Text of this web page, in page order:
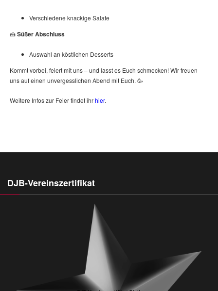
Verschiedene knackige Salate
🍰Süßer Abschluss
Auswahl an köstlichen Desserts
Kommt vorbei, feiert mit uns – und lasst es Euch schmecken! Wir freuen
uns auf einen unvergesslichen Abend mit Euch. 🥳
Weitere Infos zur Feier findet ihrhier.
DJB-Vereinszertifikat